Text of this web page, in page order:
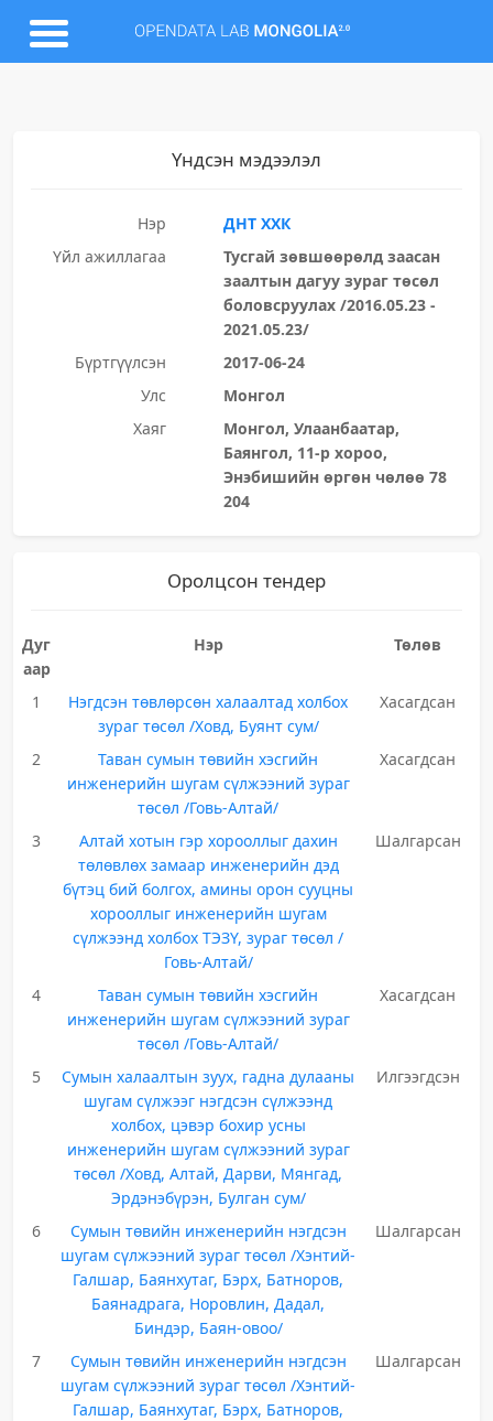
Үндсэн мэдээлэл
Нэр
ДНТ ХХК
Үйл ажиллагаа
Тусгай зөвшөөрөлд заасан
заалтын дагуу зураг төсөл
боловсруулах /2016.05.23 -
2021.05.23/
Бүртгүүлсэн
2017-06-24
Улс
Монгол
Хаяг
Монгол, Улаанбаатар,
Баянгол, 11-р хороо,
Энэбишийн өргөн чөлөө 78
204
Оролцсон тендер
Дуг
аар
Нэр Төлөв
1
Нэгдсэн төвлөрсөн халаалтад холбох
зураг төсөл /Ховд, Буянт сум/
Хасагдсан
2
Таван сумын төвийн хэсгийн
инженерийн шугам сүлжээний зураг
төсөл /Говь-Алтай/
Хасагдсан
3
Алтай хотын гэр хорооллыг дахин
төлөвлөх замаар инженерийн дэд
бүтэц бий болгох, амины орон сууцны
хорооллыг инженерийн шугам
сүлжээнд холбох ТЭЗҮ, зураг төсөл /
Говь-Алтай/
Шалгарсан
4
Таван сумын төвийн хэсгийн
инженерийн шугам сүлжээний зураг
төсөл /Говь-Алтай/
Хасагдсан
5
Сумын халаалтын зуух, гадна дулааны
шугам сүлжээг нэгдсэн сүлжээнд
холбох, цэвэр бохир усны
инженерийн шугам сүлжээний зураг
төсөл /Ховд, Алтай, Дарви, Мянгад,
Эрдэнэбүрэн, Булган сум/
Илгээгдсэн
6
Сумын төвийн инженерийн нэгдсэн
шугам сүлжээний зураг төсөл /Хэнтий-
Галшар, Баянхутаг, Бэрх, Батноров,
Баянадрага, Норовлин, Дадал,
Биндэр, Баян-овоо/
Шалгарсан
7
Сумын төвийн инженерийн нэгдсэн
шугам сүлжээний зураг төсөл /Хэнтий-
Галшар, Баянхутаг, Бэрх, Батноров,
Шалгарсан